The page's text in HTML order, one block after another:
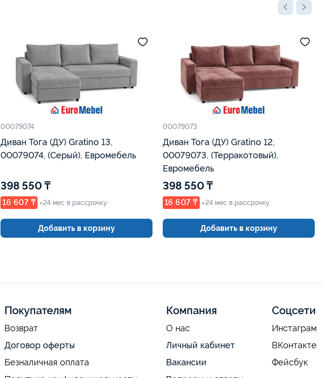
00079074
Диван Тога (ДУ) Gratino 13,
00079074, (Серый), Евромебель
398 550 ₸
16 607 ₸ ×24 мес в рассрочку
Добавить в корзину
00079073
Диван Тога (ДУ) Gratino 12,
00079073, (Терракотовый),
Евромебель
398 550 ₸
16 607 ₸ ×24 мес в рассрочку
Добавить в корзину
Покупателям
Возврат
Договор оферты
Безналичная оплата
Компания
О нас
Личный кабинет
Вакансии
Соцсети
Инстаграм
ВКонтакте
Фейсбук